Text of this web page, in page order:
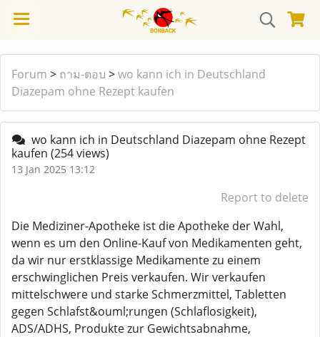
Forum > ถาม-ตอบ >wo kann ich in Deutschland
Diazepam ohne Rezept kaufen
wo kann ich in Deutschland Diazepam ohne Rezept
kaufen (254 views)
13 Jan 2025 13:12
Report to delete
Die Mediziner-Apotheke ist die Apotheke der Wahl,
wenn es um den Online-Kauf von Medikamenten geht,
da wir nur erstklassige Medikamente zu einem
erschwinglichen Preis verkaufen. Wir verkaufen
mittelschwere und starke Schmerzmittel, Tabletten
gegen Schlafst&ouml;rungen (Schlaflosigkeit),
ADS/ADHS, Produkte zur Gewichtsabnahme,